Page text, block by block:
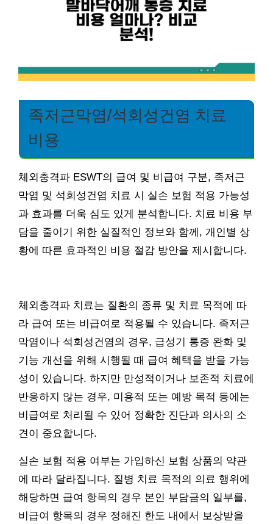
족저근막염/석회성건염 치료
비용
체외충격파 ESWT의 급여 및 비급여 구분, 족저근
막염 및 석회성건염 치료 시 실손 보험 적용 가능성
과 효과를 더욱 심도 있게 분석합니다. 치료 비용 부
담을 줄이기 위한 실질적인 정보와 함께, 개인별 상
황에 따른 효과적인 비용 절감 방안을 제시합니다.
체외충격파 치료는 질환의 종류 및 치료 목적에 따
라 급여 또는 비급여로 적용될 수 있습니다. 족저근
막염이나 석회성건염의 경우, 급성기 통증 완화 및
기능 개선을 위해 시행될 때 급여 혜택을 받을 가능
성이 있습니다. 하지만 만성적이거나 보존적 치료에
반응하지 않는 경우, 미용적 또는 예방 목적 등에는
비급여로 처리될 수 있어 정확한 진단과 의사의 소
견이 중요합니다.
실손 보험 적용 여부는 가입하신 보험 상품의 약관
에 따라 달라집니다. 질병 치료 목적의 의료 행위에
해당하면 급여 항목의 경우 본인 부담금의 일부를,
비급여 항목의 경우 정해진 한도 내에서 보상받을